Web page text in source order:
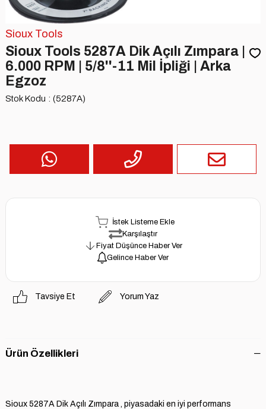
Sioux Tools
Sioux Tools 5287A Dik Açılı Zımpara |
6.000 RPM | 5/8''-11 Mil İpliği | Arka
Egzoz
Stok Kodu (5287A)
İstek Listeme Ekle
Karşılaştır
Fiyat Düşünce Haber Ver
Gelince Haber Ver
Tavsiye Et Yorum Yaz
Ürün Özellikleri
Sioux 5287A Dik Açılı Zımpara , piyasadaki en iyi performans